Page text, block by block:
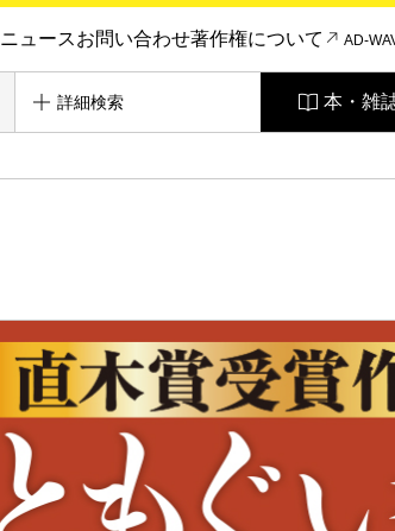
ニュースお問い合わせ著作権について AD-
詳細検索 本・雑